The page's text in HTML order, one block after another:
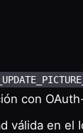
con
válida en el